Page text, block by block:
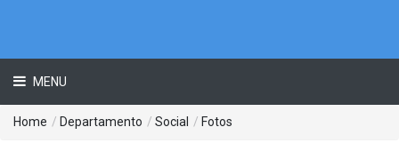
MENU
Home / Departamento / Social / Fotos